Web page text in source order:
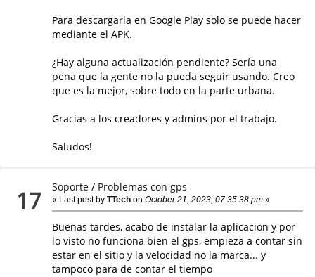
Para descargarla en Google Play solo se puede hacer
mediante el APK.
¿Hay alguna actualización pendiente? Sería una
pena que la gente no la pueda seguir usando. Creo
que es la mejor, sobre todo en la parte urbana.
Gracias a los creadores y admins por el trabajo.
Saludos!
17 Soporte / Problemas con gps
« Last post byTTech on October 21, 2023, 07:35:38 pm »
Buenas tardes, acabo de instalar la aplicacion y por
lo visto no funciona bien el gps, empieza a contar sin
estar en el sitio y la velocidad no la marca... y
tampoco para de contar el tiempo